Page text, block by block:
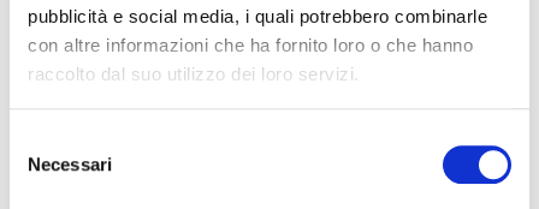
pubblicità e social media, i quali potrebbero combinarle
con altre informazioni che ha fornito loro o che hanno
raccolto dal suo utilizzo dei loro servizi.
delNecessari
tra cui Franz von Walther, figlio del primo
presidente, Walter von Walther.
di Fiera Bolzano, che nel corso degli anni si è